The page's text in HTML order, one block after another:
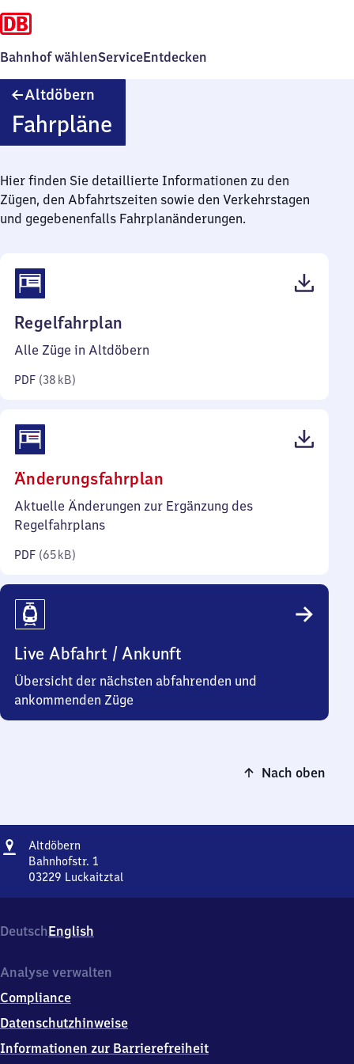
Bahnhof wählenServiceEntdecken
Altdöbern
Fahrpläne
Hier finden Sie detaillierte Informationen zu den
Zügen, den Abfahrtszeiten sowie den Verkehrstagen
und gegebenenfalls Fahrplanänderungen.
Regelfahrplan
38
Alle Züge in Altdöbern
PDF (38 kB)
Änderungsfahrplan
65
Aktuelle Änderungen zur Ergänzung des
Regelfahrplans
PDF (65 kB)
Live Abfahrt / Ankunft
Übersicht der nächsten abfahrenden und
ankommenden Züge
Nach oben
Adresse
Altdöbern
Bahnhofstr. 1
03229 Luckaitztal
1,
0
2
9
Luckaitztal
DeutschEnglish
Analyse verwalten
Compliance
Datenschutzhinweise
Informationen zur Barrierefreiheit